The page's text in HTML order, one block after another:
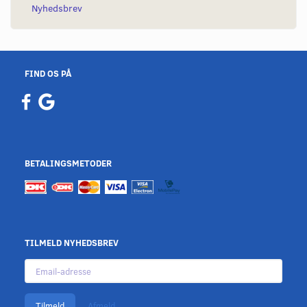
Nyhedsbrev
FIND OS PÅ
BETALINGSMETODER
TILMELD NYHEDSBREV
Email-
adresse